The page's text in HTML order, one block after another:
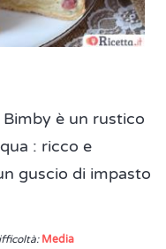
è un rustico
: ricco e
guscio di impasto
Media